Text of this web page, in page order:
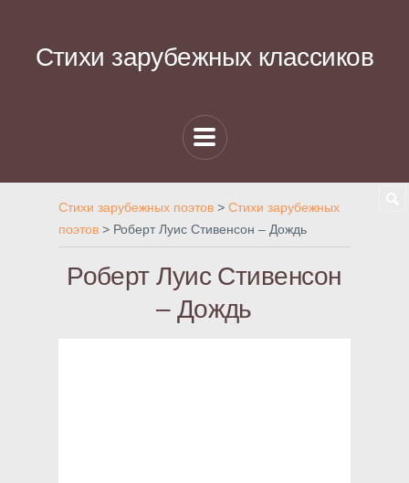
Стихи зарубежных классиков
Стихи зарубежных поэтов > Стихи зарубежных
поэтов > Роберт Луис Стивенсон – Дождь
Роберт Луис Стивенсон
– Дождь